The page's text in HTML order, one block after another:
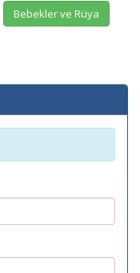
Bebekler ve Rüya